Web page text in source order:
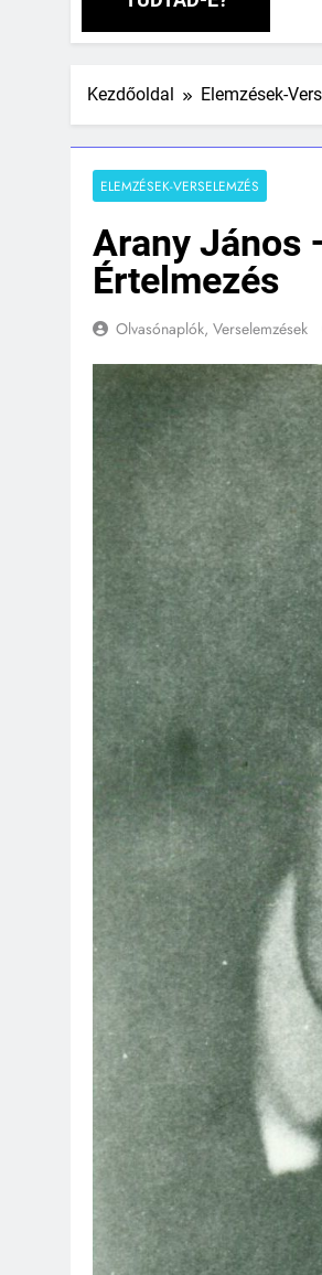
Kezdőoldal Elemzések-
ELEMZÉSEK-VERSELEMZÉS
Arany János
Értelmezés
Olvasónaplók, Verselemzések